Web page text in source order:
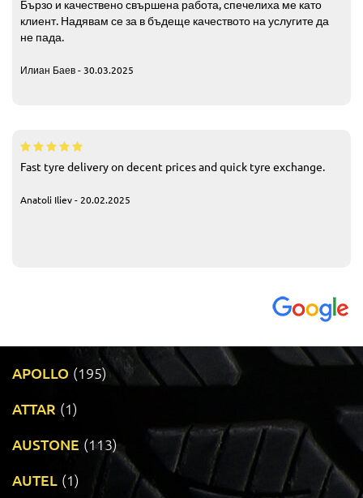
Бързо и качествено свършена работа, спечелиха ме като
клиент. Надявам се за в бъдеще качеството на услугите да
не пада.
Илиан Баев - 30.03.2025
Fast tyre delivery on decent prices and quick tyre exchange.
Anatoli Iliev - 20.02.2025
APOLLO (195)
ATTAR (1)
AUSTONE (113)
AUTEL (1)